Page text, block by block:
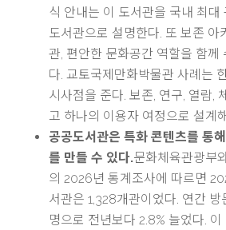
식 안내는 이 도서관을 국내 최대
도서관으로 설명한다. 또 보존 아
관, 편안한 문화공간 역할을 함께
다. 교토국제만화박물관 사례는
시사점을 준다. 보존, 연구, 열람,
고 하나의 이용자 여정으로 설계
공공도서관은 특화 콘텐츠를 통
를 만들 수 있다.문화체육관광부
의 2026년 통계조사에 따르면
서관은 1,328개관이었다. 연간
명으로 전년보다 2.8% 늘었다. 이